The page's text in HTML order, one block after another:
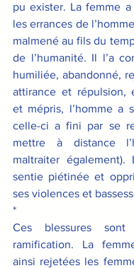
pu exister. La femme
les errances de
malmené au fils du
de l’humanité. Il l’a
humiliée, abandonné,
attirance et répulsion,
et mépris, l’homme a
celle-ci a fini par se
mettre à distance
maltraiter également).
sentie piétinée et
ses violences et
*
Ces blessures sont
ramification. La
ainsi rejetées les